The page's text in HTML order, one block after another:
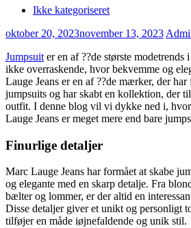
Ikke kategoriseret
oktober 20, 2023november 13, 2023
Jumpsuit er en af ??de største modetrends
ikke overraskende, hvor bekvemme og
Lauge Jeans er en af ??de mærker, der
jumpsuits og har skabt en kollektion, der
outfit. I denne blog vil vi dykke ned i,
Lauge Jeans er meget mere end bare
Finurlige detaljer
Marc Lauge Jeans har formået at skabe
og elegante med en skarp detalje. Fra
bælter og lommer, er der altid en
Disse detaljer giver et unikt og personligt
tilføjer en måde iøjnefaldende og unik stil.